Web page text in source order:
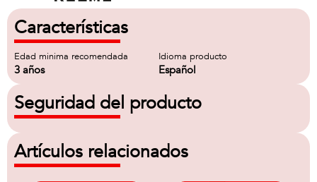
Características
Edad minima recomendada
3 años
Idioma producto
Español
Seguridad del producto
Artículos relacionados